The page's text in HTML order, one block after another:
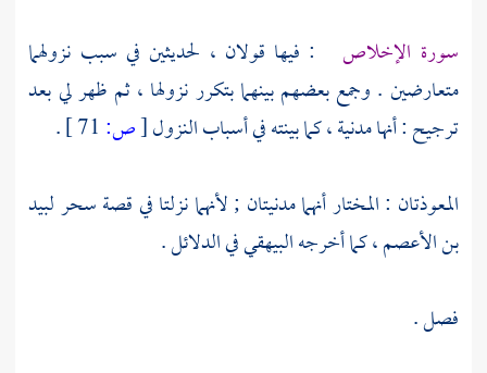
سورة الإخلاص
: فيها قولان ، لحديثين في سبب نزولهما
متعارضين . وجمع بعضهم بينهما بتكرر نزولها ، ثم ظهر لي بعد
ترجيح : أنها مدنية ، كما بينته في أسباب النزول[ص:
.
المعوذتان : المختار أنهما مدنيتان ; لأنهما نزلتا في قصة سحرلبيد
بن الأعصم، كما أخرجهالبيهقيفي الدلائل‏ .
فصل .